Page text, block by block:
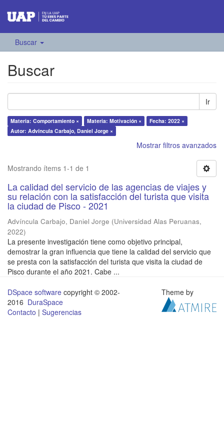
Buscar
Buscar
Ir
Materia: Comportamiento × Materia: Motivación ×
Fecha: 2022 ×
Autor: Advíncula Carbajo, Daniel Jorge ×
Mostrar filtros avanzados
Mostrando ítems 1-1 de 1
La calidad del servicio de las agencias de viajes y
su relación con la satisfacción del turista que visita
la ciudad de Pisco - 2021
Advíncula Carbajo, Daniel Jorge (Universidad Alas Peruanas,
2022)
La presente investigación tiene como objetivo principal,
demostrar la gran influencia que tiene la calidad del servicio que
se presta con la satisfacción del turista que visita la ciudad de
Pisco durante el año 2021. Cabe ...
DSpace software copyright © 2002-
2016 DuraSpace
Contacto | Sugerencias
Theme by